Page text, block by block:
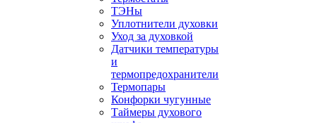
ТЭНы
Уплотнители духовки
Уход за духовкой
Датчики температуры
и
термопредохранители
Термопары
Конфорки чугунные
Таймеры духового